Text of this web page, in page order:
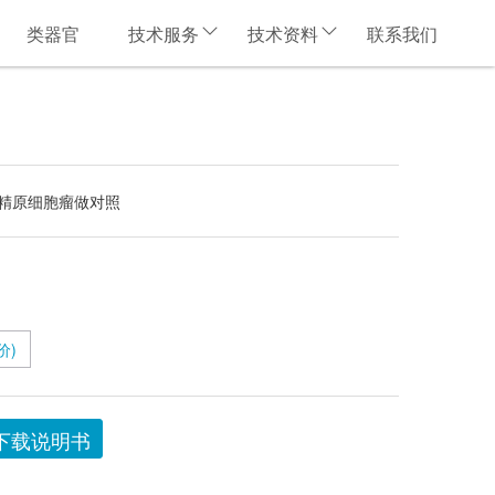
类器官 技术服务 技术资料 联系我们
原细胞瘤做对照
)
载说明书